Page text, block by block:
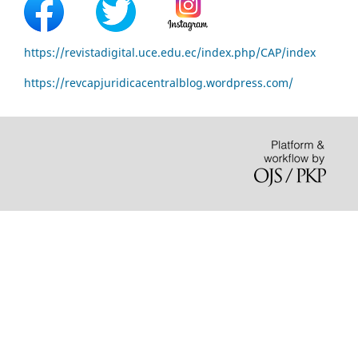
https://revistadigital.uce.edu.ec/index.php/CAP/index
https://revcapjuridicacentralblog.wordpress.com/